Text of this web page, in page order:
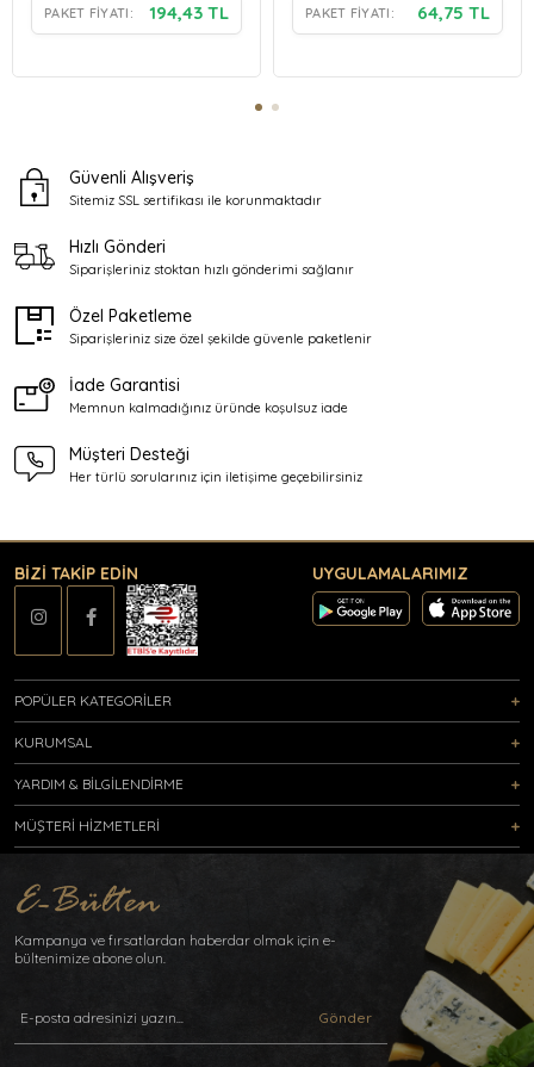
PAKET FIYATI: 194,43 TL PAKET FIYATI: 64,75 TL
Güvenli Alışveriş
Sitemiz SSL sertifikası ile korunmaktadır
Hızlı Gönderi
Siparişleriniz stoktan hızlı gönderimi sağlanır
Özel Paketleme
Siparişleriniz size özel şekilde güvenle paketlenir
İade Garantisi
Memnun kalmadığınız üründe koşulsuz iade
Müşteri Desteği
Her türlü sorularınız için iletişime geçebilirsiniz
BİZİ TAKİP EDİN UYGULAMALARIMIZ
POPÜLER KATEGORİLER
KURUMSAL
YARDIM & BİLGİLENDİRME
MÜŞTERİ HİZMETLERİ
Kampanya ve fırsatlardan haberdar olmak için e-
bültenimize abone olun.
Gönder